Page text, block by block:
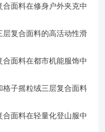
面料在修身户外夹克中
复合面料的高活动性滑
面料在都市机能服饰中
子摇粒绒三层复合面料
面料在轻量化登山服中